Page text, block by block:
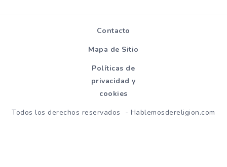
Contacto
Mapa de Sitio
Políticas de
privacidad y
cookies
Todos los derechos reservados - Hablemosdereligion.com